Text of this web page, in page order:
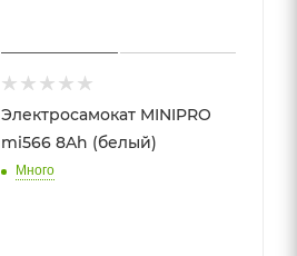
Электросамокат MINIPRO
mi566 8Ah (белый)
Много